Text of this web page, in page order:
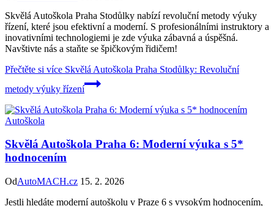
Skvělá Autoškola Praha Stodůlky nabízí revoluční metody výuky
řízení, které jsou efektivní a moderní. S profesionálními instruktory a
inovativními technologiemi je zde výuka zábavná a úspěšná.
Navštivte nás a staňte se špičkovým řidičem!
Přečtěte si více Skvělá Autoškola Praha Stodůlky: Revoluční
metody výuky řízení
Autoškola
Skvělá Autoškola Praha 6: Moderní výuka s 5*
hodnocením
OdAutoMACH.cz 15. 2. 2026
Jestli hledáte moderní autoškolu v Praze 6 s vysokým hodnocením,